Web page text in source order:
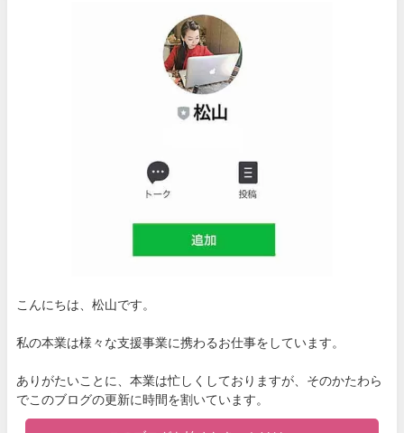
こんにちは、松山です。
私の本業は様々な支援事業に携わるお仕事をしています。
ありがたいことに、本業は忙しくしておりますが、そのかたわら
でこのブログの更新に時間を割いています。